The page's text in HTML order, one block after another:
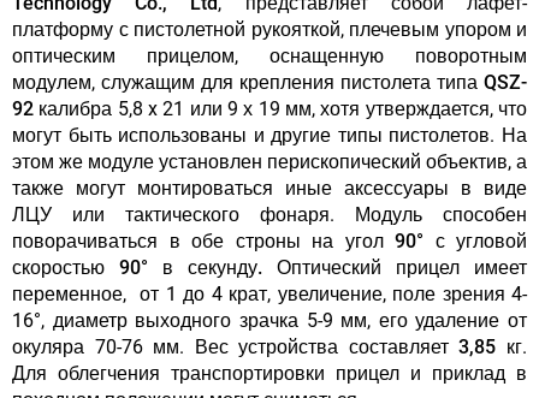
платформу с пистолетной рукояткой, плечевым упором и
оптическим прицелом, оснащенную поворотным
модулем, служащим для крепления пистолета типа QSZ-
92 калибра 5,8 x 21 или 9 х 19 мм, хотя утверждается, что
могут быть использованы и другие типы пистолетов. На
этом же модуле установлен перископический объектив, а
также могут монтироваться иные аксессуары в виде
ЛЦУ или тактического фонаря.
Модуль способен
поворачиваться в обе строны на угол 90° с угловой
скоростью 90° в секунду. Оптический прицел имеет
переменное, от 1 до 4 крат, увеличение, поле зрения 4-
16°, диаметр выходного зрачка 5-9 мм, его удаление от
окуляра 70-76 мм. Вес устройства составляет3,85 кг.
Для облегчения транспортировки прицел и приклад в